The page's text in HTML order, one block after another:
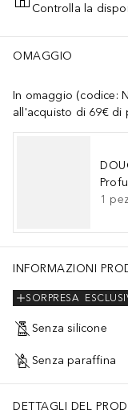
Controlla la
OMAGGIO
In omaggio (codice:
all'acquisto di 69€ di
1
INFORMAZIONI
SORPRESA
Senza silicone
Senza paraffina
DETTAGLI DEL